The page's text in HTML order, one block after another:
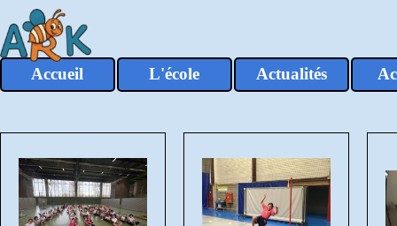
Aller au contenu
Accueil L'école ▼
Actualités